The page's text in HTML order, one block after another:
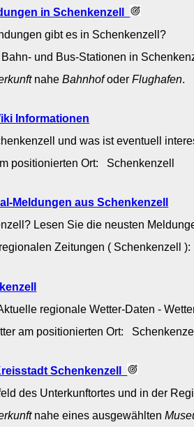
in Schenkenzell
gibt es in Schenkenzell?
und Bus-Stationen in
naheBahnhofoderFlughafen.
Informationen
und was ist eventuell
positionierten Ort: Schenkenzell
Meldungen aus Schenkenzell
Lesen Sie die neusten
Zeitungen ( Schenkenzell
regionale Wetter-Daten -
am positionierten Ort:
Schenkenzell
des Unterkunftortes und in der
nahe eines ausgewählten